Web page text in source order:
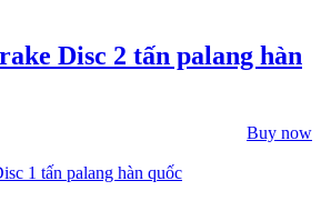
Disc 2 tấn palang hàn
Buy now